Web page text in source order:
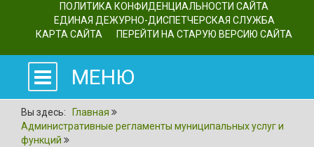
ПОЛИТИКА КОНФИДЕНЦИАЛЬНОСТИ САЙТА
ЕДИНАЯ ДЕЖУРНО-ДИСПЕТЧЕРСКАЯ СЛУЖБА
КАРТА САЙТА
ПЕРЕЙТИ НА СТАРУЮ ВЕРСИЮ САЙТА
МЕНЮ
Вы здесь:
Главная
Административные регламенты муниципальных услуг и
функций